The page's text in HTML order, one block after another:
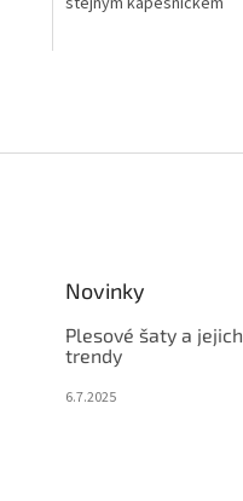
Novinky
Plesové šaty a jejich
trendy
6.7.2025